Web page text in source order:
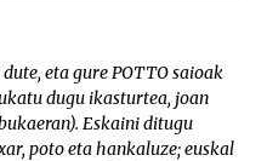
eta gure POTTO saioak
dugu ikasturtea, joan
Eskaini ditugu
poto eta hankaluze; euskal